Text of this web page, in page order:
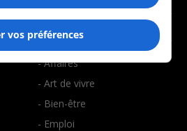
BALADOS
- Affaires
- Art de vivre
- Bien-être
- Emploi
vos préférences